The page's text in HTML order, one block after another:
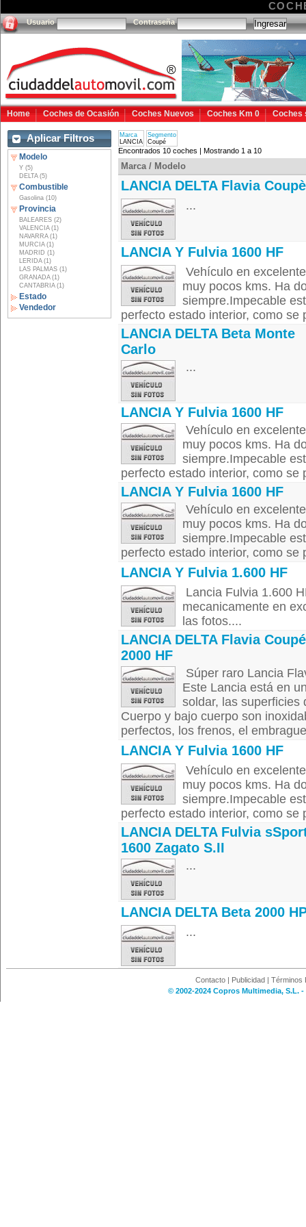
Usuario Contraseña
Home Coches de Ocasión Coches Nuevos Coches Km 0 Coches
Aplicar Filtros
Modelo
Y (5)
DELTA (5)
Combustible
Gasolina (10)
Provincia
BALEARES (2)
VALENCIA (1)
NAVARRA (1)
MURCIA (1)
MADRID (1)
LERIDA (1)
LAS PALMAS (1)
GRANADA (1)
CANTABRIA (1)
Estado
Vendedor
Marca
LANCIA
Segmento
Coupé
Encontrados 10 coches | Mostrando 1 a 10
Marca / Modelo
LANCIA DELTA Flavia Coupè
...
LANCIA Y Fulvia 1600 HF
Vehículo en
muy pocos kms. Ha
siempre.Impecable
perfecto estado interior, como
LANCIA DELTA Beta Monte
Carlo
...
LANCIA Y Fulvia 1600 HF
Vehículo en
muy pocos kms. Ha
siempre.Impecable
perfecto estado interior, como
LANCIA Y Fulvia 1600 HF
Vehículo en
muy pocos kms. Ha
siempre.Impecable
perfecto estado interior, como
LANCIA Y Fulvia 1.600 HF
Lancia Fulvia 1.600
mecanicamente en
las fotos....
LANCIA DELTA Flavia Coupé
2000 HF
Súper raro Lancia
Este Lancia está en
soldar, las superficies
Cuerpo y bajo cuerpo son
perfectos, los frenos, el
LANCIA Y Fulvia 1600 HF
Vehículo en
muy pocos kms. Ha
siempre.Impecable
perfecto estado interior, como
LANCIA DELTA Fulvia
1600 Zagato S.II
...
LANCIA DELTA Beta 2000
...
Contacto | Publicidad | Términos
© 2002-2024 Copros Multimedia, S.L.